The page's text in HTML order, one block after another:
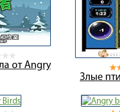
от Angry
Злые